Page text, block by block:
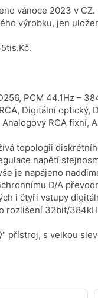
vánoce 2023 v CZ.
výrobku, jen
PCM 44.1Hz –
Digitální optický,
RCA fixní,
topologii
napětí
je napájeno
D/A
i čtyři vstupy
rozlišení 32bit/
přístroj, s velkou